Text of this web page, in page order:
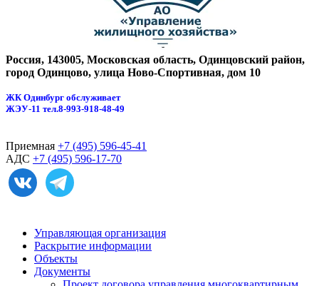
Россия, 143005, Московская область, Одинцовский район,
город Одинцово, улица Ново-Спортивная, дом 10
ЖК Одинбург обслуживает
ЖЭУ-11 тел.8-993-918-48-49
Приемная +7 (495) 596-45-41
АДС +7 (495) 596-17-70
Управляющая организация
Раскрытие информации
Объекты
Документы